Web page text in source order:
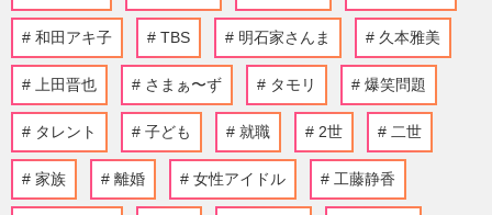
和田アキ子 TBS 明石家さんま 久本雅美
上田晋也 さまぁ〜ず タモリ 爆笑問題
タレント 子ども 就職 2世 二世
家族 離婚 女性アイドル 工藤静香